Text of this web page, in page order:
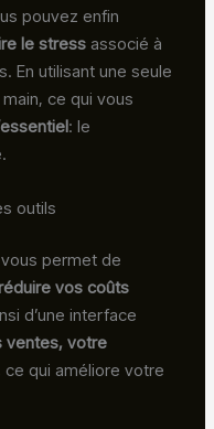
pouvez enfin
le stress associé à
En utilisant une seule
ce qui vous
: le
outils
permet de
vos coûts
d’une interface
ventes, votre
ce qui améliore votre